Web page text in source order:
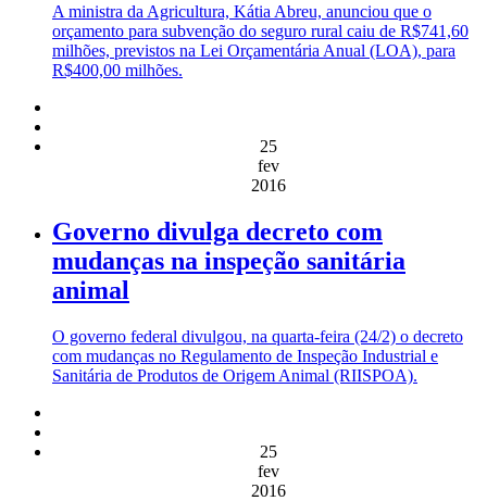
A ministra da Agricultura, Kátia Abreu, anunciou que o
orçamento para subvenção do seguro rural caiu de R$741,60
milhões, previstos na Lei Orçamentária Anual (LOA), para
R$400,00 milhões.
25
fev
2016
Governo divulga decreto com
mudanças na inspeção sanitária
animal
O governo federal divulgou, na quarta-feira (24/2) o decreto
com mudanças no Regulamento de Inspeção Industrial e
Sanitária de Produtos de Origem Animal (RIISPOA).
25
fev
2016